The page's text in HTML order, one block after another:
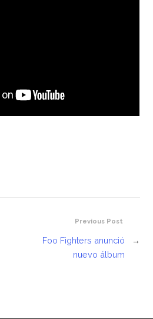
Previous Post
Foo Fighters anunció
nuevo álbum
→